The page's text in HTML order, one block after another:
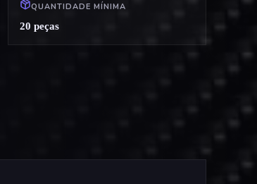
QUANTIDADE MÍNIMA
20 peças